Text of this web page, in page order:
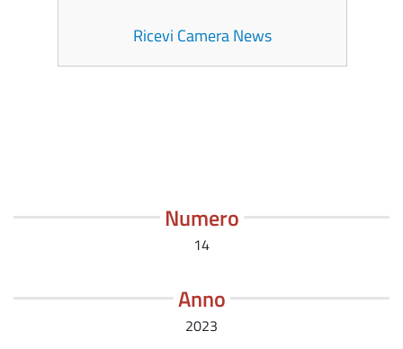
Ricevi Camera News
Numero
14
Anno
2023